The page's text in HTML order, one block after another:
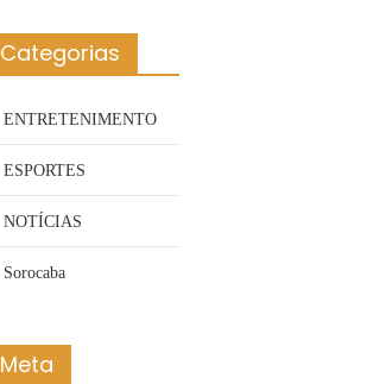
Categorias
ENTRETENIMENTO
ESPORTES
NOTÍCIAS
Sorocaba
Meta